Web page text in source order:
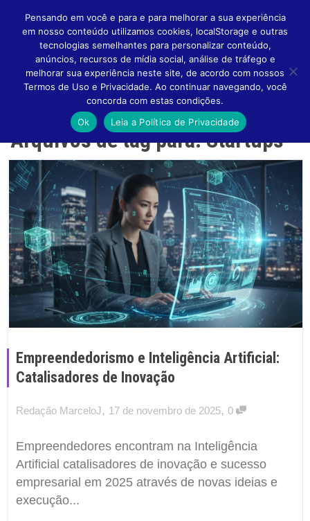
Arquivos de tag para: Startups
Empreendedorismo e Inteligência Artificial:
Catalisadores de Inovação
Redação MarceloJ, 17 de novembro de 2025, 0
Empreendedores encontram na Inteligência
Artificial catalisadores de inovação e sucesso
empresarial em 2025 através de novas ideias e
execução...
Pensando em você e para e para melhorar a sua experiência
em nosso conteúdo utilizamos cookies, localStorage e outras
tecnologias semelhantes para personalizar conteúdo,
anúncios, recursos de mídia social, análise de tráfego e
melhorar sua experiência neste site, de acordo com nossos
Termos de Uso e Privacidade. Ao continuar navegando, você
concorda com estas condições.
Ok
Leia a Política de Privacidade